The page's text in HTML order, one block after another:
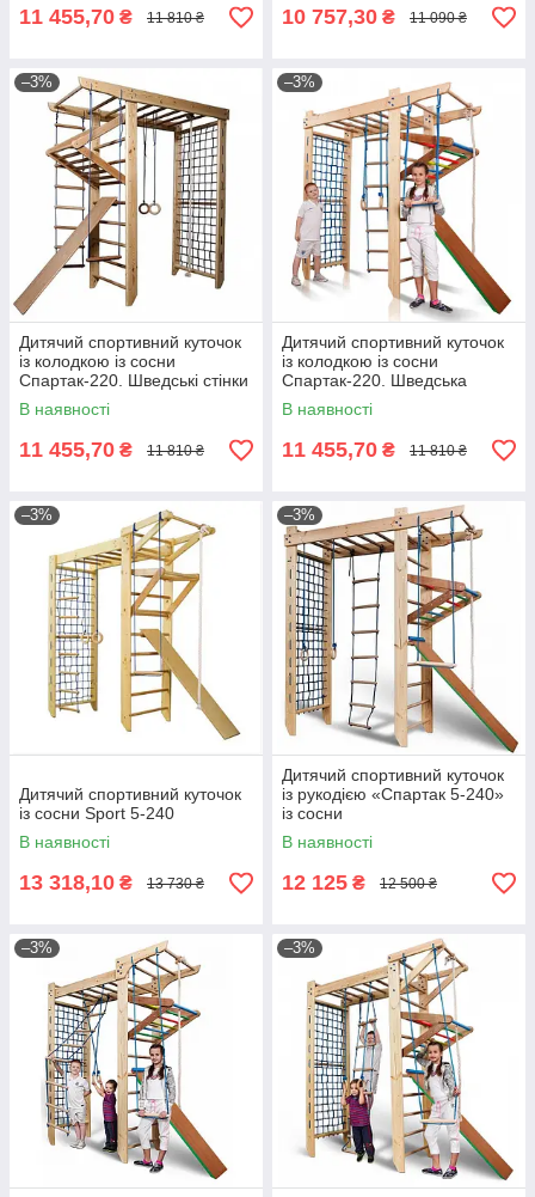
11 455,70 ₴ 11 810 ₴ 10 757,30 ₴ 11 090 ₴
–3%
Дитячий спортивний куточок
із колодкою із сосни
Спартак-220. Шведські стінки
в квартиру
В наявності
11 455,70 ₴ 11 810 ₴
–3%
Дитячий спортивний куточок
із колодкою із сосни
Спартак-220. Шведська
стінка
В наявності
11 455,70 ₴ 11 810 ₴
–3%
Дитячий спортивний куточок
із сосни Sport 5-240
В наявності
13 318,10 ₴ 13 730 ₴
–3%
Дитячий спортивний куточок
із рукодією «Спартак 5-240»
із сосни
В наявності
12 125 ₴ 12 500 ₴
–3% –3%